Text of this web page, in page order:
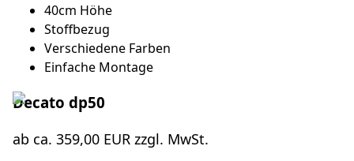
40cm Höhe
Stoffbezug
Verschiedene Farben
Einfache Montage
Decato dp50
ab ca. 359,00 EUR zzgl. MwSt.